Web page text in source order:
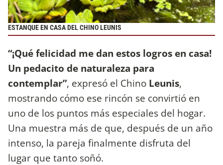
ESTANQUE EN CASA DEL CHINO LEUNIS
“¡Qué felicidad me dan estos logros en casa!
Un pedacito de naturaleza para
contemplar”, expresó el Chino Leunis,
mostrando cómo ese rincón se convirtió en
uno de los puntos más especiales del hogar.
Una muestra más de que, después de un año
intenso, la pareja finalmente disfruta del
lugar que tanto soñó.